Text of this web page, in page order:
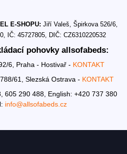
E-SHOPU:Jiří Valeš, Špirkova 526/6,
IČ: 45727805, DIČ: CZ6310220532
pohovky allsofabeds:
6, Praha - Hostivař - KONTAKT
61, Slezská Ostrava - KONTAKT
605 290 488, English: +420 737 380
info@allsofabeds.cz